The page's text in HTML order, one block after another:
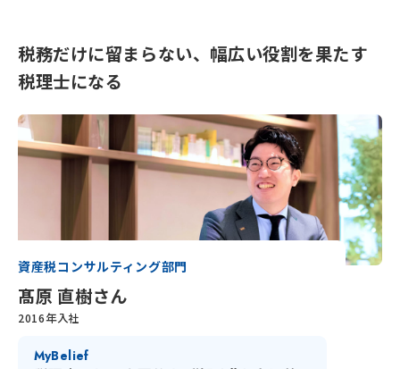
イベント
税務だけに留まらない、幅広い役割を果たす
税理士になる
資産税コンサルティング部門
髙原 直樹さん
2016年入社
MyBelief